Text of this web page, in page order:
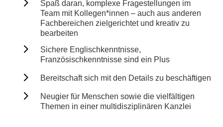
Spaß daran, komplexe Fragestellungen im
Team mit Kollegen*innen – auch aus anderen
Fachbereichen zielgerichtet und kreativ zu
bearbeiten
5
Sichere Englischkenntnisse,
Französischkenntnisse sind ein Plus
5 Bereitschaft sich mit den Details zu beschäftigen
5
Neugier für Menschen sowie die vielfältigen
Themen in einer multidisziplinären Kanzlei